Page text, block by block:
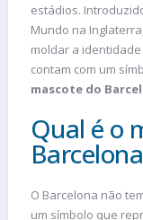
estádios.
Mundo na
moldar a
contam com um
mascote do
Qual é o
O Barcelona não
um símbolo que